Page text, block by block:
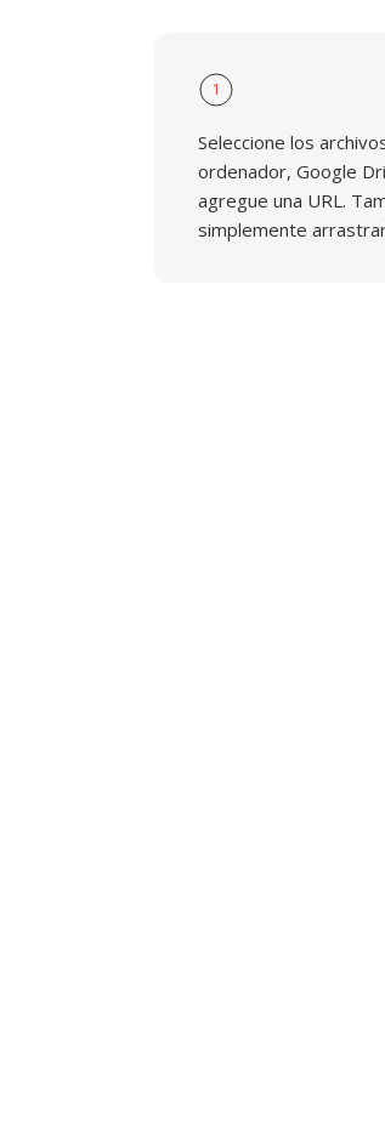
1
Seleccione los
ordenador, Google
agregue una URL.
simplemente